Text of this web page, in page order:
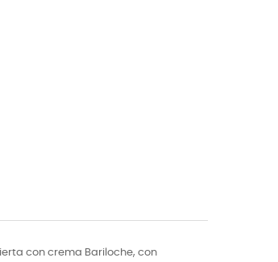
con crema Bariloche, con